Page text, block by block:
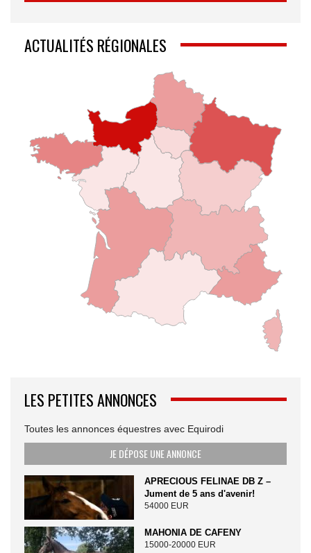
ACTUALITÉS RÉGIONALES
LES PETITES ANNONCES
Toutes les annonces équestres avec Equirodi
JE DÉPOSE UNE ANNONCE
APRECIOUS FELINAE DB Z –
Jument de 5 ans d'avenir!
54000 EUR
MAHONIA DE CAFENY
15000-20000 EUR